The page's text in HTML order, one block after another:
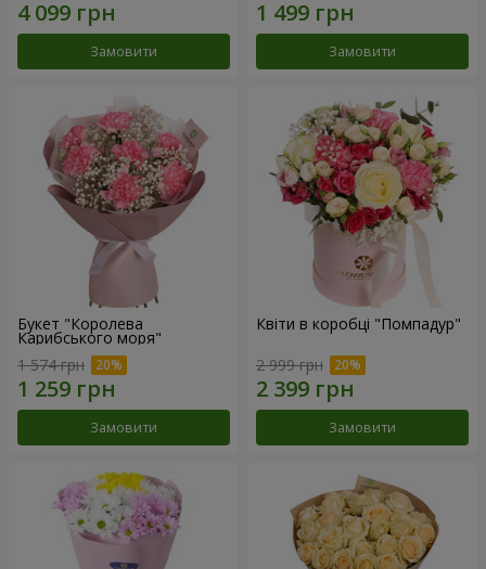
Замовити Замовити
Букет "Королева
Карибського моря"
1 574 грн
Замовити
Квіти в коробці "Помпадур"
2 999 грн
Замовити